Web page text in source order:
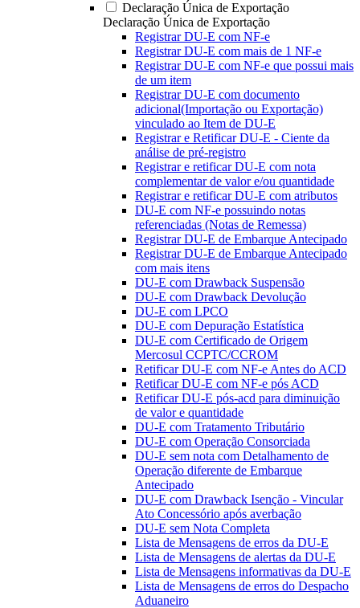
Declaração Única de Exportação
Declaração Única de Exportação
Registrar DU-E com NF-e
Registrar DU-E com mais de 1 NF-e
Registrar DU-E com NF-e que possui mais
de um item
Registrar DU-E com documento
adicional(Importação ou Exportação)
vinculado ao Item de DU-E
Registrar e Retificar DU-E - Ciente da
análise de pré-registro
Registrar e retificar DU-E com nota
complementar de valor e/ou quantidade
Registrar e retificar DU-E com atributos
DU-E com NF-e possuindo notas
referenciadas (Notas de Remessa)
Registrar DU-E de Embarque Antecipado
Registrar DU-E de Embarque Antecipado
com mais itens
DU-E com Drawback Suspensão
DU-E com Drawback Devolução
DU-E com LPCO
DU-E com Depuração Estatística
DU-E com Certificado de Origem
Mercosul CCPTC/CCROM
Retificar DU-E com NF-e Antes do ACD
Retificar DU-E com NF-e pós ACD
Retificar DU-E pós-acd para diminuição
de valor e quantidade
DU-E com Tratamento Tributário
DU-E com Operação Consorciada
DU-E sem nota com Detalhamento de
Operação diferente de Embarque
Antecipado
DU-E com Drawback Isenção - Vincular
Ato Concessório após averbação
DU-E sem Nota Completa
Lista de Mensagens de erros da DU-E
Lista de Mensagens de alertas da DU-E
Lista de Mensagens informativas da DU-E
Lista de Mensagens de erros do Despacho
Aduaneiro